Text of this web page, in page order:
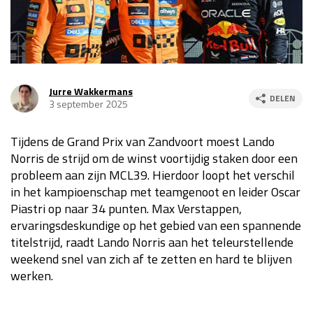
Race
za 13:00 - 15:00
Kwalificatie
za 23:00 - 00:00
Race
zo 21:00 - 23:00
GP MEXICO 2026 30 okt - 01 nov
Kwalificatie
za 19:00 - 20:00
Race
zo 18:00 - 20:00
Jurre Wakkermans
3 september 2025
DELEN
Tijdens de Grand Prix van Zandvoort moest Lando
Norris de strijd om de winst voortijdig staken door een
probleem aan zijn MCL39. Hierdoor loopt het verschil
in het kampioenschap met teamgenoot en leider Oscar
Piastri op naar 34 punten. Max Verstappen,
ervaringsdeskundige op het gebied van een spannende
titelstrijd, raadt Lando Norris aan het teleurstellende
weekend snel van zich af te zetten en hard te blijven
werken.